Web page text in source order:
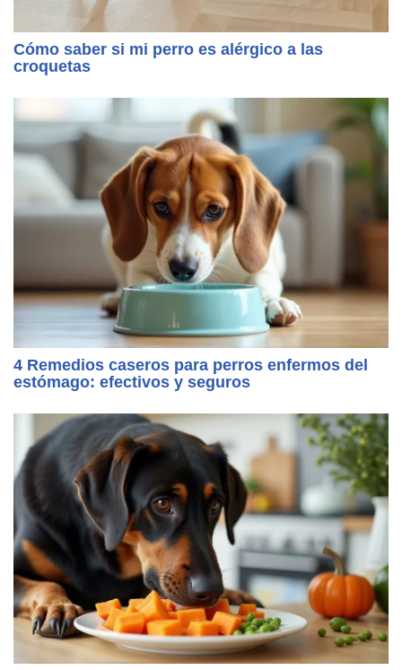
Cómo saber si mi perro es alérgico a las
croquetas
4 Remedios caseros para perros enfermos del
estómago: efectivos y seguros